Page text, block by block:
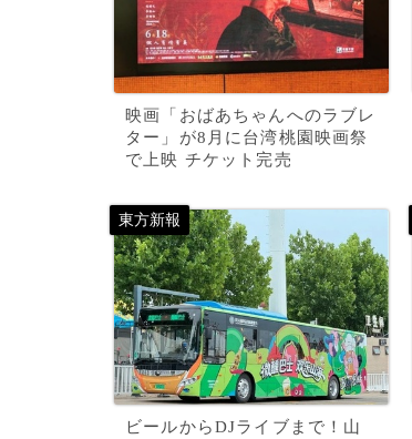
映画「おばあちゃんへのラブレ
ター」が8月に台湾桃園映画祭
で上映 チケット完売
ビールからDJライブまで！山